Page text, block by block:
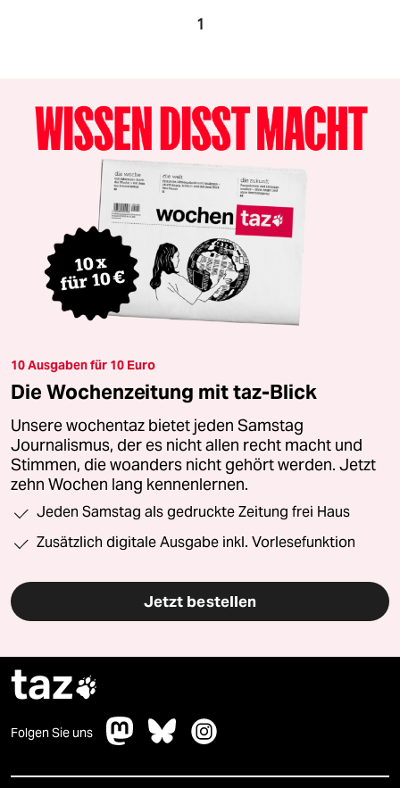
1
10 Ausgaben für 10 Euro
Die Wochenzeitung mit taz-Blick
Unsere wochentaz bietet jeden Samstag
Journalismus, der es nicht allen recht macht und
Stimmen, die woanders nicht gehört werden. Jetzt
zehn Wochen lang kennenlernen.
Jeden Samstag als gedruckte Zeitung frei Haus
Zusätzlich digitale Ausgabe inkl. Vorlesefunktion
Jetzt bestellen
taz
Folgen Sie uns